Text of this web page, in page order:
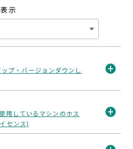
示
プ・バージョンダウンし
用しているマシンのホス
センス)